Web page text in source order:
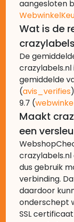
aangesloten
Wat is de
De
crazylabels.nl
gemiddelde
(avis_verifies
9.7 (
Maakt
een
dus gebruik
verbinding.
daardoor
onderschept
SSL